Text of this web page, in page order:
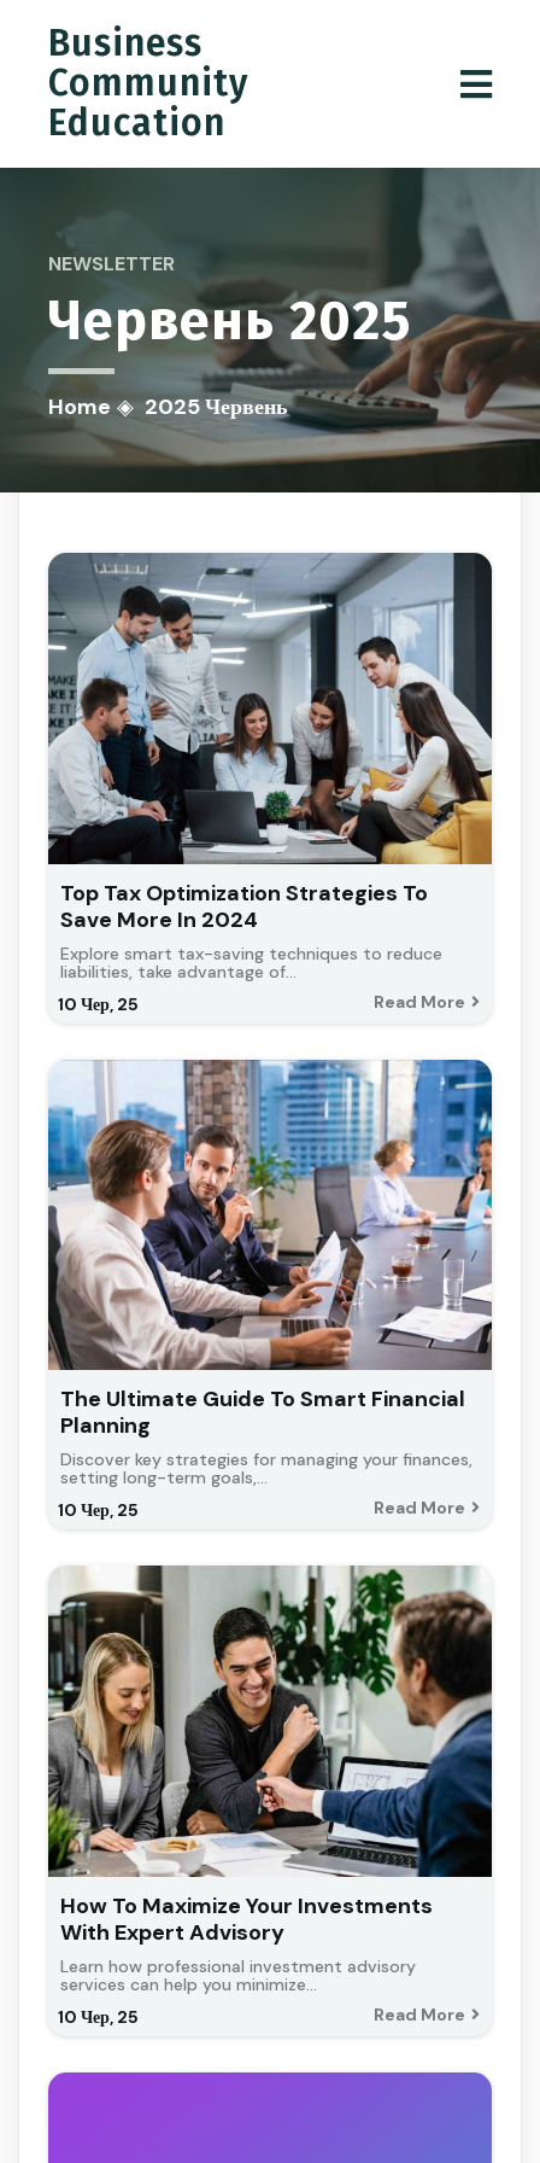
Business
Community
Education
NEWSLETTER
Червень 2025
Home◈ 2025 Червень
Top Tax Optimization Strategies To
Save More In 2024
10 Чер, 25
Explore smart tax-saving techniques to reduce
liabilities, take advantage of…
Read More
The Ultimate Guide To Smart Financial
Planning
10 Чер, 25
Discover key strategies for managing your finances,
setting long-term goals,…
Read More
How To Maximize Your Investments
With Expert Advisory
10 Чер, 25
Learn how professional investment advisory
services can help you minimize…
Read More